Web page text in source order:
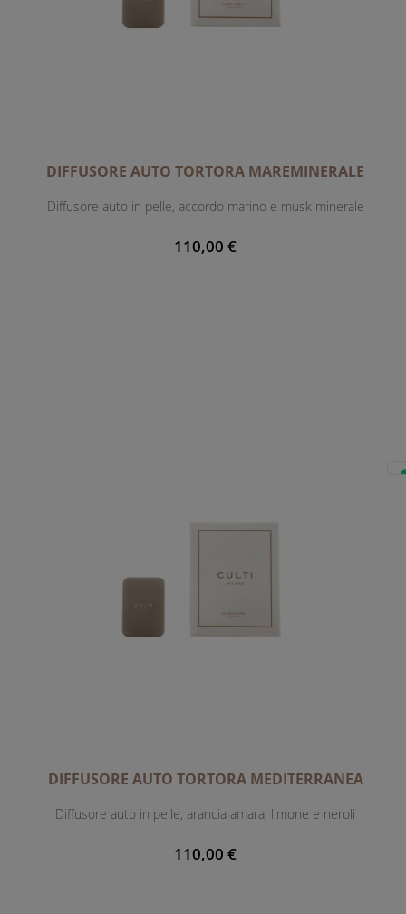
DIFFUSORE AUTO TORTORA MAREMINERALE
Diffusore auto in pelle, accordo marino e musk minerale
110,00 €
DIFFUSORE AUTO TORTORA MEDITERRANEA
Diffusore auto in pelle, arancia amara, limone e neroli
110,00 €